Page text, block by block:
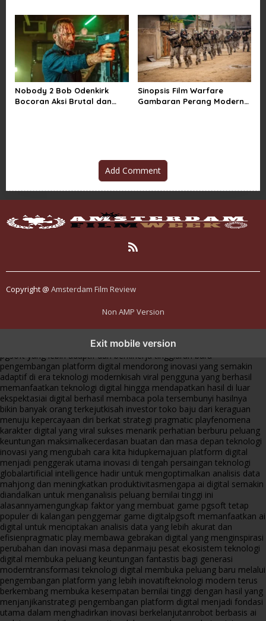
Sindiran Sosial
Nobody 2 Bob Odenkirk
Bocoran Aksi Brutal dan
Sinopsis Film Warfare
Gambaran Perang Modern
Add Comment
Copyright @ Amsterdam Film Review
Non AMP Version
Exit mobile version
menghadirkan inovasi berkualitasai digital menjadi kunci analisis data
pgsoft yang lebih adaptif dan berkinerja tinggiarah baru
pengembangan platform digital mendorong inovasi yang semakin
adaptif di era teknologi modernkisah viral pengguna yang berhasil
memanfaatkan teknologi digital hingga mendapatkan hasil di luar
ekspektasiai digital berhasil membaca pola tersembunyi hasilnya
bikin banyak orang terkejutkisah investor toko baju dari keraguan
menuju kepercayaan diri berkat strategi pragmatic playfenomena
karakter digital yang viral sukses menarik perhatian berburu peluang
keuntungan maksimalkecerdasan buatan dan masa depan teknologi
inovasi yang mengubah cara kita hidupkemajuan platform digital
menjadi penggerak utama inovasi di tengah persaingan teknologi
globalartificial intelligence hadir untuk mengoptimalkan analisis data
mahjong dan meningkatkan produktivitasmengapa ai digital semakin
diandalkan untuk menganalisis peluang bernilai tinggi ini
alasannyamengungkap faktor yang membuat game pgsoft tetap
populer di kalangan penggemar game digitalpgsoft memanfaatkan ai
digital untuk menciptakan analisis data yang lebih akurat dan
efisienpragmatic play membawa gebrakan digital yang menginspirasi
perubahan dan inovasi masa depanmaju pesat ekosistem teknologi
digital membuka peluang keuntungan fantastis bagi generasi
moderntransformasi teknologi digital membuka peluang baru melalui
pengembangan platform yang lebih inovatifteknologi modern terus
berkembang membuka kesempatan bernilai tinggi dengan hasil yang
menjanjikanstrategi pengembangan platform digital menjadi fondasi
utama dalam menghadirkan inovasi berkelanjutanrobot berbasis ai